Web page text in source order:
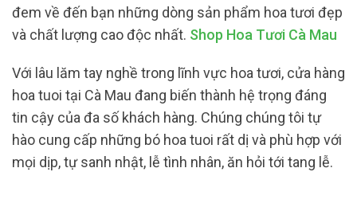
đem về đến bạn những dòng sản phẩm hoa tươi đẹp
và chất lượng cao độc nhất. Shop Hoa Tươi Cà Mau
Với lâu lăm tay nghề trong lĩnh vực hoa tươi, cửa hàng
hoa tuoi tại Cà Mau đang biến thành hệ trọng đáng
tin cậy của đa số khách hàng. Chúng chúng tôi tự
hào cung cấp những bó hoa tuoi rất dị và phù hợp với
mọi dịp, tự sanh nhật, lễ tình nhân, ăn hỏi tới tang lễ.